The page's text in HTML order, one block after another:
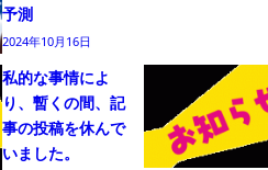
予測
2024年10月16日
私的な事情によ
り、暫くの間、記
事の投稿を休んで
いました。